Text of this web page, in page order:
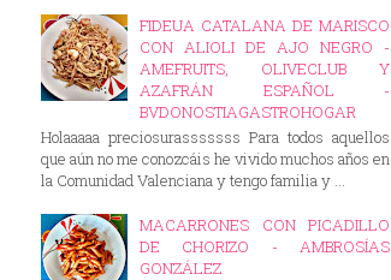
FIDEUA CATALANA DE MARISCO
CON ALIOLI DE AJO NEGRO -
AMEFRUITS, OLIVECLUB Y
AZAFRÁN ESPAÑOL -
BVDONOSTIAGASTROHOGAR
Holaaaaa preciosurasssssss Para todos aquellos
que aún no me conozcáis he vivido muchos años en
la Comunidad Valenciana y tengo familia y ...
MACARRONES CON PICADILLO
DE CHORIZO - AMBROSÍAS
GONZÁLEZ